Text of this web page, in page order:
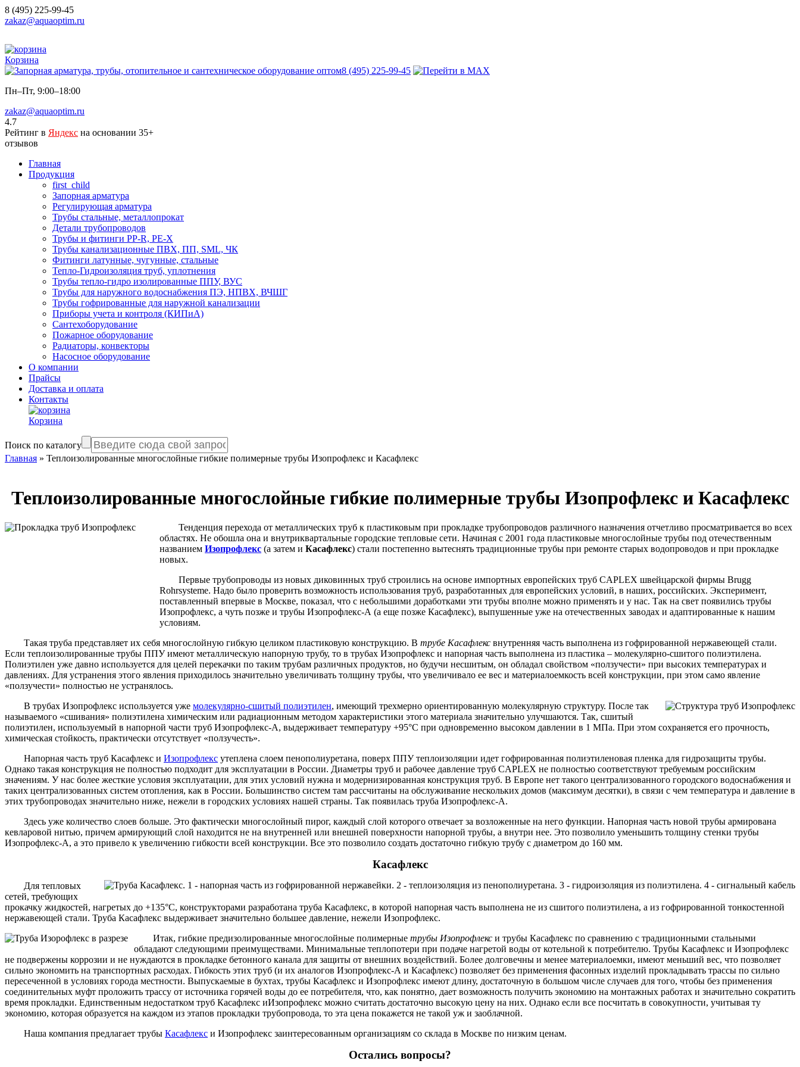
8 (495) 225-99-45
zakaz@aquaoptim.ru
Корзина
8 (495) 225-99-45
Пн–Пт, 9:00–18:00
zakaz@aquaoptim.ru
4.7
Рейтинг в Яндекс на основании 35+
отзывов
Главная
Продукция
first_child
Запорная арматура
Регулирующая арматура
Трубы стальные, металлопрокат
Детали трубопроводов
Трубы и фитинги PP-R, PE-X
Трубы канализационные ПВХ, ПП, SML, ЧК
Фитинги латунные, чугунные, стальные
Тепло-Гидроизоляция труб, уплотнения
Трубы тепло-гидро изолированные ППУ, ВУС
Трубы для наружного водоснабжения ПЭ, НПВХ, ВЧШГ
Трубы гофрированные для наружной канализации
Приборы учета и контроля (КИПиА)
Сантехоборудование
Пожарное оборудование
Радиаторы, конвекторы
Насосное оборудование
О компании
Прайсы
Доставка и оплата
Контакты
Корзина
Поиск по каталогу
Главная » Теплоизолированные многослойные гибкие полимерные трубы Изопрофлекс и Касафлекс
Теплоизолированные многослойные гибкие полимерные трубы Изопрофлекс и Касафлекс
Тенденция перехода от металлических труб к пластиковым при прокладке трубопроводов различного назначения отчетливо просматривается во всех
областях. Не обошла она и внутриквартальные городские тепловые сети. Начиная с 2001 года пластиковые многослойные трубы под отечественным
названием Изопрофлекс (а затем и Касафлекс) стали постепенно вытеснять традиционные трубы при ремонте старых водопроводов и при прокладке
новых.
Первые трубопроводы из новых диковинных труб строились на основе импортных европейских труб CAPLEX швейцарской фирмы Brugg
Rohrsysteme. Надо было проверить возможность использования труб, разработанных для европейских условий, в наших, российских. Эксперимент,
поставленный впервые в Москве, показал, что с небольшими доработками эти трубы вполне можно применять и у нас. Так на свет появились трубы
Изопрофлекс, а чуть позже и трубы Изопрофлекс-А (а еще позже Касафлекс), выпушенные уже на отечественных заводах и адаптированные к нашим
условиям.
Такая труба представляет их себя многослойную гибкую целиком пластиковую конструкцию. В трубе Касафлекс внутренняя часть выполнена из гофрированной нержавеющей стали.
Если теплоизолированные трубы ППУ имеют металлическую напорную трубу, то в трубах Изопрофлекс и напорная часть выполнена из пластика – молекулярно-сшитого полиэтилена.
Полиэтилен уже давно используется для целей перекачки по таким трубам различных продуктов, но будучи несшитым, он обладал свойством «ползучести» при высоких температурах и
давлениях. Для устранения этого явления приходилось значительно увеличивать толщину трубы, что увеличивало ее вес и материалоемкость всей конструкции, при этом само явление
«ползучести» полностью не устранялось.
В трубах Изопрофлекс используется уже молекулярно-сшитый полиэтилен, имеющий трехмерно ориентированную молекулярную структуру. После так
называемого «сшивания» полиэтилена химическим или радиационным методом характеристики этого материала значительно улучшаются. Так, сшитый
полиэтилен, используемый в напорной части труб Изопрофлекс-А, выдерживает температуру +95°С при одновременно высоком давлении в 1 МПа. При этом сохраняется его прочность,
химическая стойкость, практически отсутствует «ползучесть».
Напорная часть труб Касафлекс и Изопрофлекс утеплена слоем пенополиуретана, поверх ППУ теплоизоляции идет гофрированная полиэтиленовая пленка для гидрозащиты трубы.
Однако такая конструкция не полностью подходит для эксплуатации в России. Диаметры труб и рабочее давление труб CAPLEX не полностью соответствуют требуемым российским
значениям. У нас более жесткие условия эксплуатации, для этих условий нужна и модернизированная конструкция труб. В Европе нет такого централизованного городского водоснабжения и
таких централизованных систем отопления, как в России. Большинство систем там рассчитаны на обслуживание нескольких домов (максимум десятки), в связи с чем температура и давление в
этих трубопроводах значительно ниже, нежели в городских условиях нашей страны. Так появилась труба Изопрофлекс-А.
Здесь уже количество слоев больше. Это фактически многослойный пирог, каждый слой которого отвечает за возложенные на него функции. Напорная часть новой трубы армирована
кевларовой нитью, причем армирующий слой находится не на внутренней или внешней поверхности напорной трубы, а внутри нее. Это позволило уменьшить толщину стенки трубы
Изопрофлекс-А, а это привело к увеличению гибкости всей конструкции. Все это позволило создать достаточно гибкую трубу с диаметром до 160 мм.
Касафлекс
Для тепловых
сетей, требующих
прокачку жидкостей, нагретых до +135°С, конструкторами разработана труба Касафлекс, в которой напорная часть выполнена не из сшитого полиэтилена, а из гофрированной тонкостенной
нержавеющей стали. Труба Касафлекс выдерживает значительно большее давление, нежели Изопрофлекс.
Итак, гибкие предизолированные многослойные полимерные трубы Изопрофлекс и трубы Касафлекс по сравнению с традиционными стальными
обладают следующими преимуществами. Минимальные теплопотери при подаче нагретой воды от котельной к потребителю. Трубы Касафлекс и Изопрофлекс
не подвержены коррозии и не нуждаются в прокладке бетонного канала для защиты от внешних воздействий. Более долговечны и менее материалоемки, имеют меньший вес, что позволяет
сильно экономить на транспортных расходах. Гибкость этих труб (и их аналогов Изопрофлекс-А и Касафлекс) позволяет без применения фасонных изделий прокладывать трассы по сильно
пересеченной в условиях города местности. Выпускаемые в бухтах, трубы Касафлекс и Изопрофлекс имеют длину, достаточную в большом числе случаев для того, чтобы без применения
соединительных муфт проложить трассу от источника горячей воды до ее потребителя, что, как понятно, дает возможность получить экономию на монтажных работах и значительно сократить
время прокладки. Единственным недостатком труб Касафлекс иИзопрофлекс можно считать достаточно высокую цену на них. Однако если все посчитать в совокупности, учитывая ту
экономию, которая образуется на каждом из этапов прокладки трубопровода, то эта цена покажется не такой уж и заоблачной.
Наша компания предлагает трубы Касафлекс и Изопрофлекс заинтересованным организациям со склада в Москве по низким ценам.
Остались вопросы?